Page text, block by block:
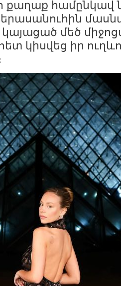
քաղաք համընկավ
կայացած մեծ
կիսվեց իր